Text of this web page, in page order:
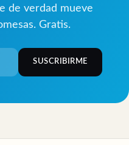
de verdad mueve
Gratis.
SUSCRIBIRME